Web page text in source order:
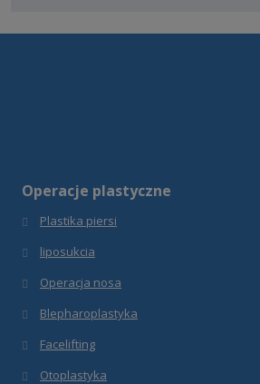
nie może
Operacje plastyczne
Plastika piersi
liposukcia
Operacja nosa
Blepharoplastyka
Facelifting
Otoplastyka